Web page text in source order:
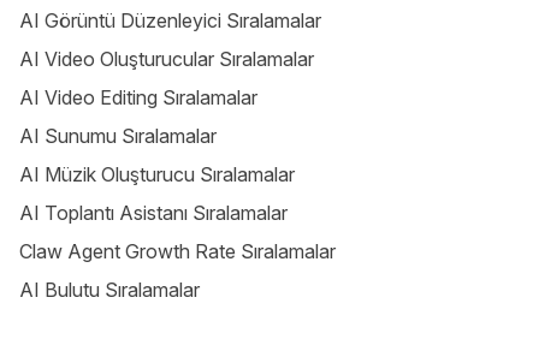
AI Görüntü Düzenleyici Sıralamalar
AI Video Oluşturucular Sıralamalar
AI Video Editing Sıralamalar
AI Sunumu Sıralamalar
AI Müzik Oluşturucu Sıralamalar
AI Toplantı Asistanı Sıralamalar
Claw Agent Growth Rate Sıralamalar
AI Bulutu Sıralamalar